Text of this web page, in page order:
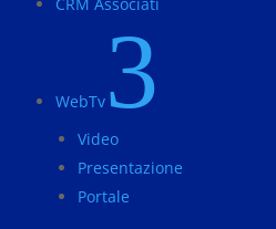
WebTv 3
Video
Presentazione
Portale